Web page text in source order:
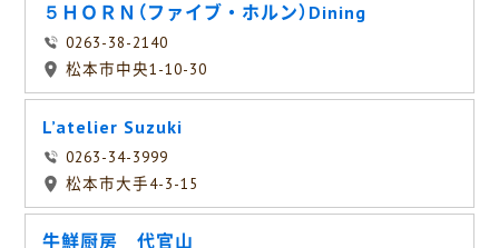
５ＨＯＲＮ（ファイブ・ホルン）Dining
0263-38-2140
松本市中央1-10-30
L’atelier Suzuki
0263-34-3999
松本市大手4-3-15
牛鮮厨房 代官山